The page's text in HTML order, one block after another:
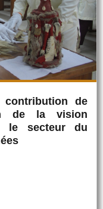
de
de la vision
le secteur du